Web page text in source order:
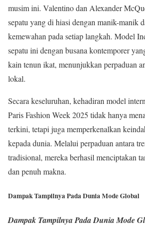
musim ini. Valentino dan Alexander
sepatu yang di hiasi dengan manik-manik
kemewahan pada setiap langkah. Model
sepatu ini dengan busana kontemporer
kain tenun ikat, menunjukkan perpaduan
lokal.
Secara keseluruhan, kehadiran model
Paris Fashion Week 2025 tidak hanya
terkini, tetapi juga memperkenalkan
kepada dunia. Melalui perpaduan antara
tradisional, mereka berhasil menciptakan
dan penuh makna.
Dampak Tampilnya Pada Dunia Mode Global
Dampak Tampilnya Pada Dunia Mode